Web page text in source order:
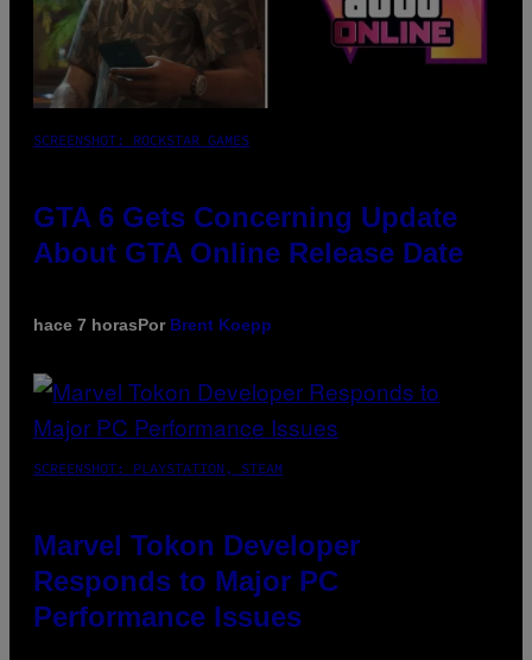
SCREENSHOT: ROCKSTAR GAMES
GTA 6 Gets Concerning Update
About GTA Online Release Date
hace 7 horasPor Brent Koepp
SCREENSHOT: PLAYSTATION, STEAM
Marvel Tokon Developer
Responds to Major PC
Performance Issues